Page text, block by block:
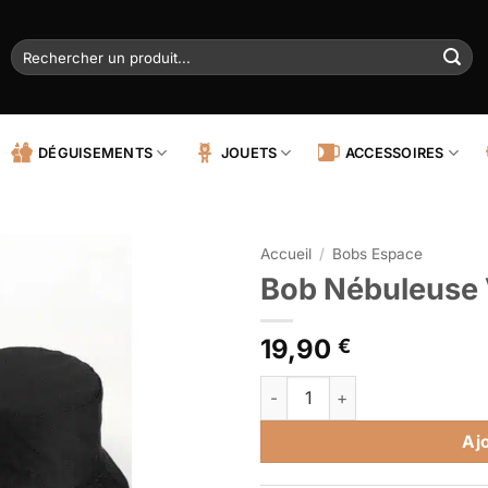
Recherche
pour :
DÉGUISEMENTS JOUETS ACCESSOIRES
Accueil / Bobs Espace
Bob Nébuleuse
19,90 €
quantité de Bob Nébuleuse
Alternative: